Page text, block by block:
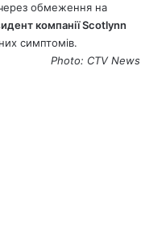
обмеження на
компанії Scotlynn
симптомів.
Photo: CTVNews